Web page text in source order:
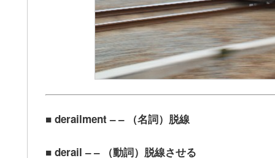
■ derailment – – （名詞）脱線
■ derail – – （動詞）脱線させる